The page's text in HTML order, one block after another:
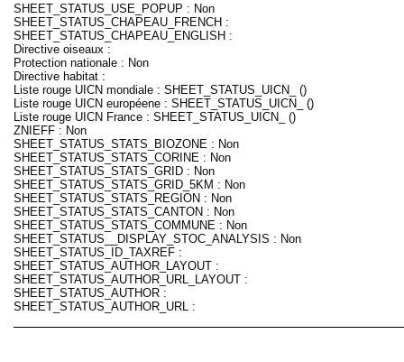
SHEET_STATUS_USE_POPUP : Non
SHEET_STATUS_CHAPEAU_FRENCH :
SHEET_STATUS_CHAPEAU_ENGLISH :
Directive oiseaux :
Protection nationale : Non
Directive habitat :
Liste rouge UICN mondiale : SHEET_STATUS_UICN_ ()
Liste rouge UICN européene : SHEET_STATUS_UICN_ ()
Liste rouge UICN France : SHEET_STATUS_UICN_ ()
ZNIEFF : Non
SHEET_STATUS_STATS_BIOZONE : Non
SHEET_STATUS_STATS_CORINE : Non
SHEET_STATUS_STATS_GRID : Non
SHEET_STATUS_STATS_GRID_5KM : Non
SHEET_STATUS_STATS_REGION : Non
SHEET_STATUS_STATS_CANTON : Non
SHEET_STATUS_STATS_COMMUNE : Non
SHEET_STATUS__DISPLAY_STOC_ANALYSIS : Non
SHEET_STATUS_ID_TAXREF :
SHEET_STATUS_AUTHOR_LAYOUT :
SHEET_STATUS_AUTHOR_URL_LAYOUT :
SHEET_STATUS_AUTHOR :
SHEET_STATUS_AUTHOR_URL :